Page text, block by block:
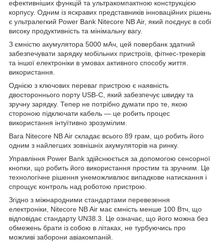
ефективніших функцій та ультракомпактною конструкцією
корпусу. Одним із яскравих представників інноваційних рішень
є ультралегкий Power Bank Nitecore NB Air, який поєднує в собі
високу продуктивність та мінімальну вагу.
З ємністю акумулятора 5000 мАч, цей повербанк здатний
забезпечувати зарядку мобільних пристроїв, фітнес-трекерів
та іншої електроніки в умовах активного способу життя.
використання.
Однією з ключових переваг пристрою є наявність
двостороннього порту USB-C, який забезпечує швидку та
зручну зарядку. Тепер не потрібно думати про те, якою
стороною підключати кабель — це робить процес
використання інтуїтивно зрозумілим.
Вага Nitecore NB Air складає всього 89 грам, що робить його
одним з найлегших зовнішніх акумуляторів на ринку.
Управління Power Bank здійснюється за допомогою сенсорної
кнопки, що робить його використання простим та зручним. Це
технологічне рішення унеможливлює випадкове натискання і
спрощує контроль над роботою пристрою.
Згідно з міжнародними стандартами перевезення
електроніки, Nitecore NB Air має ємність менше 100 Втч, що
відповідає стандарту UN38.3. Це означає, що його можна без
обмежень брати із собою в літаках, не турбуючись про
можливі заборони авіакомпаній.